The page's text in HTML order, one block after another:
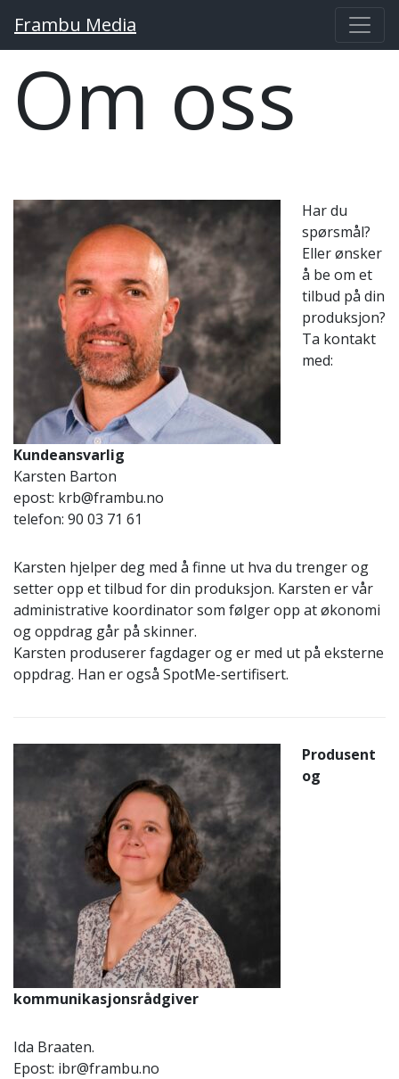
Main Navigation
Frambu Media
Om oss
Har du
spørsmål?
Eller ønsker
å be om et
tilbud på din
produksjon?
Ta kontakt
med:
Kundeansvarlig
Karsten Barton
epost: krb@frambu.no
telefon: 90 03 71 61
Karsten hjelper deg med å finne ut hva du trenger og
setter opp et tilbud for din produksjon. Karsten er vår
administrative koordinator som følger opp at økonomi
og oppdrag går på skinner.
Karsten produserer fagdager og er med ut på eksterne
oppdrag. Han er også SpotMe-sertifisert.
Produsent
og
kommunikasjonsrådgiver
Ida Braaten.
Epost: ibr@frambu.no